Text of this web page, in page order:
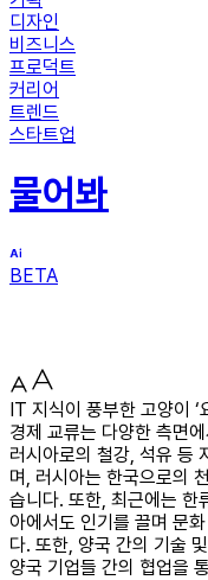
디자인
비즈니스
프로덕트
커리어
트렌드
스타트업
물어봐
BETA
IT 지식이 풍부한 고양이 ‘
경제 교류는 다양한 측면
러시아로의 철강, 석유 등
며, 러시아는 한국으로의
습니다. 또한, 최근에는 한
아에서도 인기를 끌며 문
다. 또한, 양국 간의 기술
양국 기업들 간의 협업을